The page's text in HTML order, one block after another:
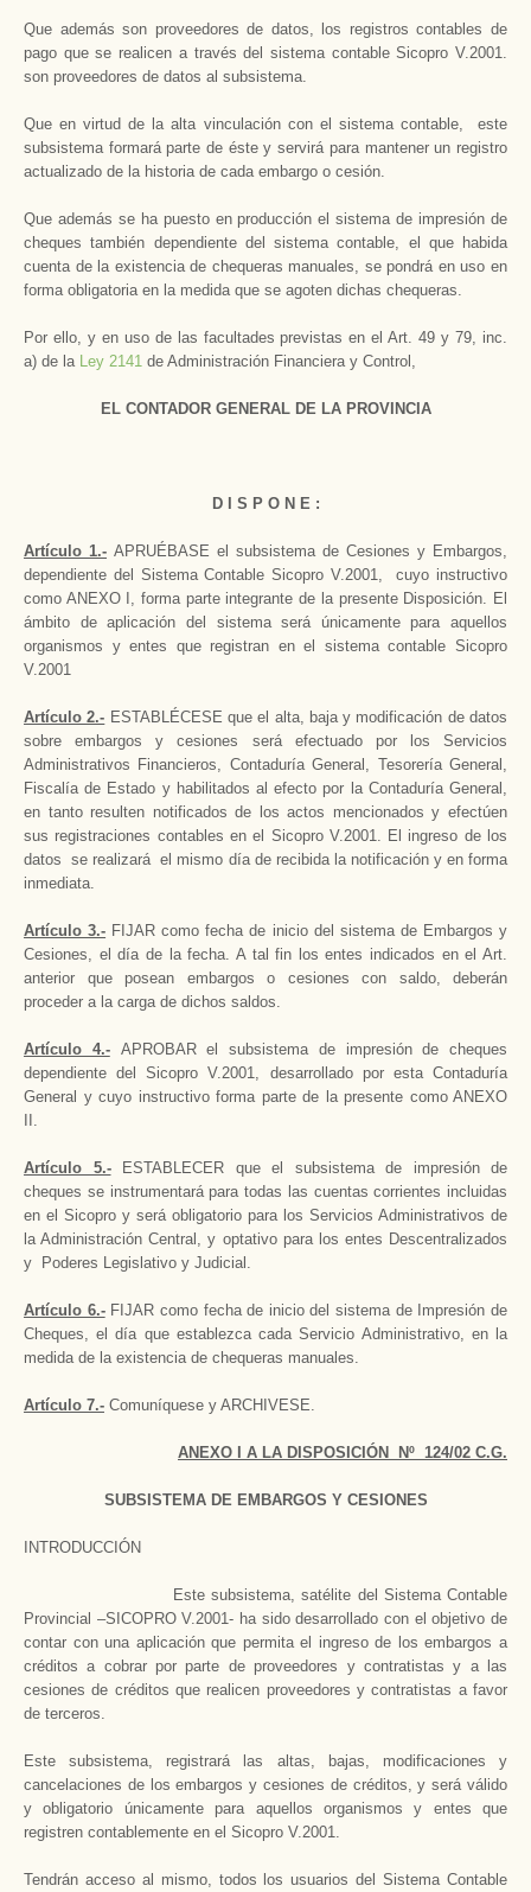
Que además son proveedores de datos, los registros contables de
pago que se realicen a través del sistema contable Sicopro V.2001.
son proveedores de datos al subsistema.
Que en virtud de la alta vinculación con el sistema contable, este
subsistema formará parte de éste y servirá para mantener un registro
actualizado de la historia de cada embargo o cesión.
Que además se ha puesto en producción el sistema de impresión de
cheques también dependiente del sistema contable, el que habida
cuenta de la existencia de chequeras manuales, se pondrá en uso en
forma obligatoria en la medida que se agoten dichas chequeras.
Por ello, y en uso de las facultades previstas en el Art. 49 y 79, inc.
a) de la Ley 2141 de Administración Financiera y Control,
EL CONTADOR GENERAL DE LA PROVINCIA
D I S P O N E :
Artículo 1.- APRUÉBASE el subsistema de Cesiones y Embargos,
dependiente del Sistema Contable Sicopro V.2001, cuyo instructivo
como ANEXO I, forma parte integrante de la presente Disposición. El
ámbito de aplicación del sistema será únicamente para aquellos
organismos y entes que registran en el sistema contable Sicopro
V.2001
Artículo 2.- ESTABLÉCESE que el alta, baja y modificación de datos
sobre embargos y cesiones será efectuado por los Servicios
Administrativos Financieros, Contaduría General, Tesorería General,
Fiscalía de Estado y habilitados al efecto por la Contaduría General,
en tanto resulten notificados de los actos mencionados y efectúen
sus registraciones contables en el Sicopro V.2001. El ingreso de los
datos se realizará el mismo día de recibida la notificación y en forma
inmediata.
Artículo 3.- FIJAR como fecha de inicio del sistema de Embargos y
Cesiones, el día de la fecha. A tal fin los entes indicados en el Art.
anterior que posean embargos o cesiones con saldo, deberán
proceder a la carga de dichos saldos.
Artículo 4.-APROBAR el subsistema de impresión de cheques
dependiente del Sicopro V.2001, desarrollado por esta Contaduría
General y cuyo instructivo forma parte de la presente como ANEXO
II.
Artículo 5.-ESTABLECER que el subsistema de impresión de
cheques se instrumentará para todas las cuentas corrientes incluidas
en el Sicopro y será obligatorio para los Servicios Administrativos de
la Administración Central, y optativo para los entes Descentralizados
y Poderes Legislativo y Judicial.
Artículo 6.-FIJAR como fecha de inicio del sistema de Impresión de
Cheques, el día que establezca cada Servicio Administrativo, en la
medida de la existencia de chequeras manuales.
Artículo 7.- Comuníquese y ARCHIVESE.
ANEXO I A LA DISPOSICIÓN Nº 124/02 C.G.
SUBSISTEMA DE EMBARGOS Y CESIONES
INTRODUCCIÓN
Este subsistema, satélite del Sistema Contable
Provincial –SICOPRO V.2001- ha sido desarrollado con el objetivo de
contar con una aplicación que permita el ingreso de los embargos a
créditos a cobrar por parte de proveedores y contratistas y a las
cesiones de créditos que realicen proveedores y contratistas a favor
de terceros.
Este subsistema, registrará las altas, bajas, modificaciones y
cancelaciones de los embargos y cesiones de créditos, y será válido
y obligatorio únicamente para aquellos organismos y entes que
registren contablemente en el Sicopro V.2001.
Tendrán acceso al mismo, todos los usuarios del Sistema Contable